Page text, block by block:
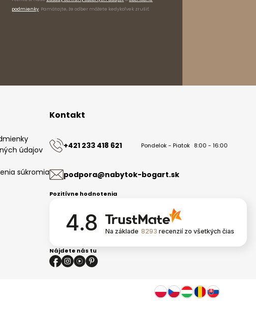
podmienky. Pamätajte, že odber môžete kedykoľvek zrušiť.
údajov
súkromia
Kontakt
+421 233 418 621 Pondelok - Piatok 8:00 - 16:00
podpora@nabytok-bogart.sk
Pozitívne hodnotenia
4.8 Na základe 8293 recenzií zo všetkých čias
Nájdete nás tu